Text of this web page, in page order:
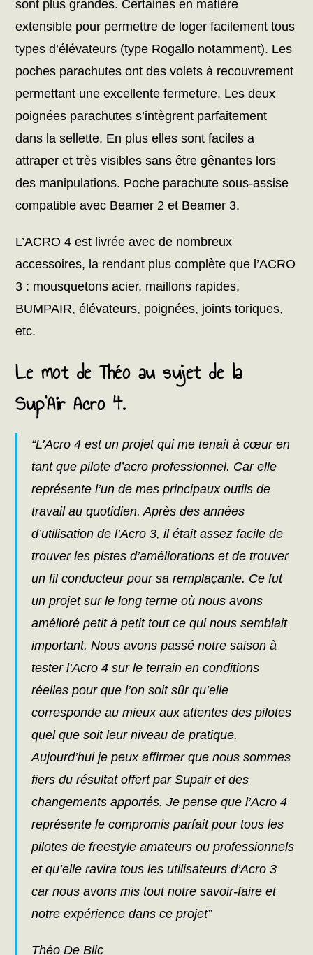
sont plus grandes. Certaines en matière
extensible pour permettre de loger facilement tous
types d’élévateurs (type Rogallo notamment). Les
poches parachutes ont des volets à recouvrement
permettant une excellente fermeture. Les deux
poignées parachutes s’intègrent parfaitement
dans la sellette. En plus elles sont faciles a
attraper et très visibles sans être gênantes lors
des manipulations. Poche parachute sous-assise
compatible avec Beamer 2 et Beamer 3.
L’ACRO 4 est livrée avec de nombreux
accessoires, la rendant plus complète que l’ACRO
3 : mousquetons acier, maillons rapides,
BUMPAIR, élévateurs, poignées, joints toriques,
etc.
Le mot de Théo au sujet de la
Sup’Air Acro 4.
“L’Acro 4 est un projet qui me tenait à cœur en
tant que pilote d’acro professionnel. Car elle
représente l’un de mes principaux outils de
travail au quotidien. Après des années
d’utilisation de l’Acro 3, il était assez facile de
trouver les pistes d’améliorations et de trouver
un fil conducteur pour sa remplaçante. Ce fut
un projet sur le long terme où nous avons
amélioré petit à petit tout ce qui nous semblait
important. Nous avons passé notre saison à
tester l’Acro 4 sur le terrain en conditions
réelles pour que l’on soit sûr qu’elle
corresponde au mieux aux attentes des pilotes
quel que soit leur niveau de pratique.
Aujourd’hui je peux affirmer que nous sommes
fiers du résultat offert par Supair et des
changements apportés. Je pense que l’Acro 4
représente le compromis parfait pour tous les
pilotes de freestyle amateurs ou professionnels
et qu’elle ravira tous les utilisateurs d’Acro 3
car nous avons mis tout notre savoir-faire et
notre expérience dans ce projet”
Théo De Blic